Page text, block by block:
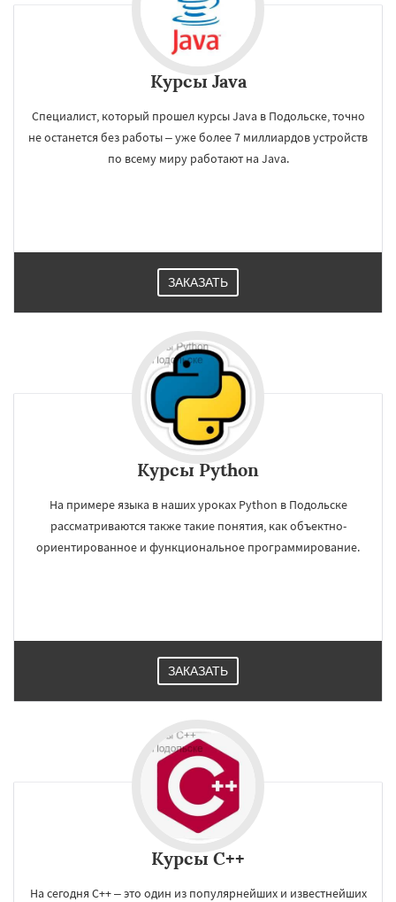
Курсы Java
Специалист, который прошел курсы Java в Подольске, точно
не останется без работы – уже более 7 миллиардов устройств
по всему миру работают на Java.
ЗАКАЗАТЬ
Курсы Python
На примере языка в наших уроках Python в Подольске
рассматриваются также такие понятия, как объектно-
ориентированное и функциональное программирование.
ЗАКАЗАТЬ
Курсы C++
На сегодня С++ – это один из популярнейших и известнейших